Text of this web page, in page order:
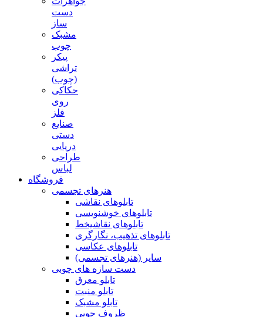
دست
ساز
مشبک
چوب
پیکر
تراشی
(چوب)
حکاکی
روی
فلز
صنایع
دستی
دریایی
طراحی
لباس
فروشگاه
هنرهای تجسمی
تابلوهای نقاشی
تابلوهای خوشنویسی
تابلوهای نقاشیخط
تابلوهای تذهیب، نگارگری
تابلوهای عکاسی
سایر (هنرهای تجسمی)
دست سازه های چوبی
تابلو معرق
تابلو منبت
تابلو مشبک
ظروف چوبی